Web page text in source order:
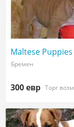
Maltese Puppies
Бремен
300 евр Торг